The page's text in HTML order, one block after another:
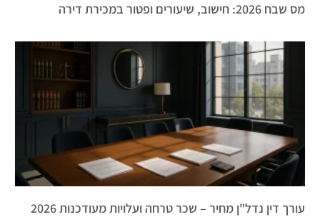
מס שבח 2026: חישוב, שיעורים ופטור במכירת דירה
עורך דין נדל"ן מחיר – שכר טרחה ועלויות מעודכנות 2026